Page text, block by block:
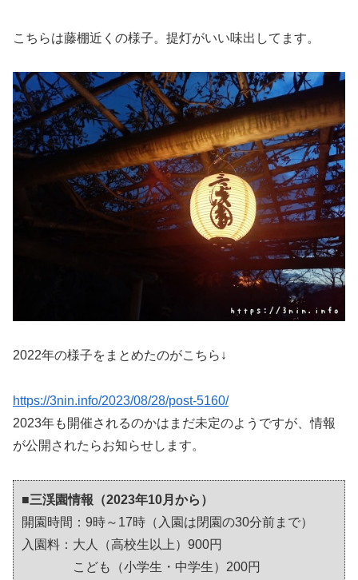
こちらは藤棚近くの様子。提灯がいい味出してます。
2022年の様子をまとめたのがこちら↓
https://3nin.info/2023/08/28/post-5160/
2023年も開催されるのかはまだ未定のようですが、情報
が公開されたらお知らせします。
■三渓園情報（2023年10月から）
開園時間：9時～17時（入園は閉園の30分前まで）
入園料：大人（高校生以上）900円
こども（小学生・中学生）200円